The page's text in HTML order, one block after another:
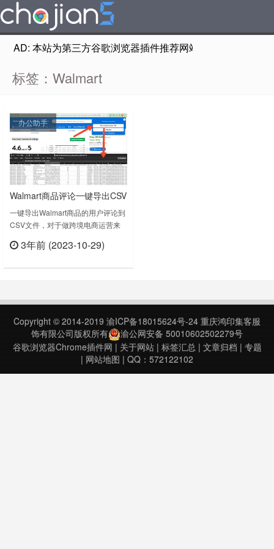
AD: 本站为第三方谷歌浏览器插件推荐网站，非Google
标签：Walmart
办公助手
Walmart商品评论一键导出CSV
一键导出Walmart商品的用户评论到
CSV文件，对于做跨境电商运营来
Walmart商品评论一键导出CSV
3年前 (2023-10-29)
Copyright © 2014-2019 渝ICP备18015624号-24 重庆鸿印集客服
饰有限公司版权所有
渝公网安备 50010602502279号
谷歌浏览器Chrome插件网 | 关于网站| 标签汇总| 文章归档 | 专题
| 网站地图 | QQ：572122102